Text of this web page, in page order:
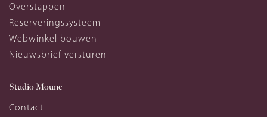
Overstappen
Reserveringssysteem
Webwinkel bouwen
Nieuwsbrief versturen
Studio Moune
Contact